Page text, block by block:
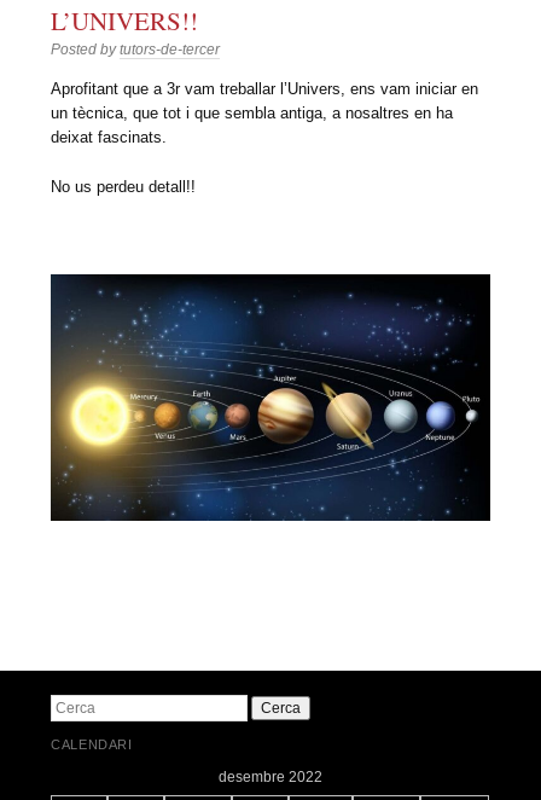
L’UNIVERS!!
Posted bytutors-de-tercer
Aprofitant que a 3r vam treballar l’Univers, ens vam iniciar en
un tècnica, que tot i que sembla antiga, a nosaltres en ha
deixat fascinats.
No us perdeu detall!!
Cerca
CALENDARI
desembre 2022